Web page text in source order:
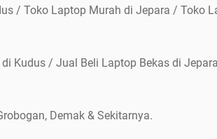
/ Toko Laptop Murah di Jepara / Toko
Kudus / Jual Beli Laptop Bekas di
Demak & Sekitarnya.